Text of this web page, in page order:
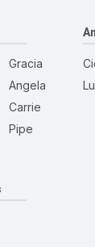
Gracia
Angela
Carrie
Pipe